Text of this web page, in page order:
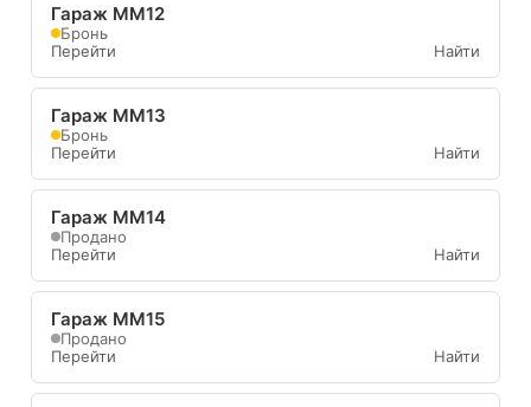
Гараж ММ12
Бронь
Перейти
Найти
Гараж ММ13
Бронь
Перейти
Найти
Гараж ММ14
Продано
Перейти
Найти
Гараж ММ15
Продано
Перейти
Найти